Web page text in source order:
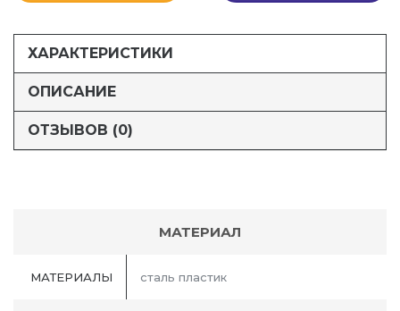
ХАРАКТЕРИСТИКИ
ОПИСАНИЕ
ОТЗЫВОВ (0)
МАТЕРИАЛ
МАТЕРИАЛЫ сталь пластик